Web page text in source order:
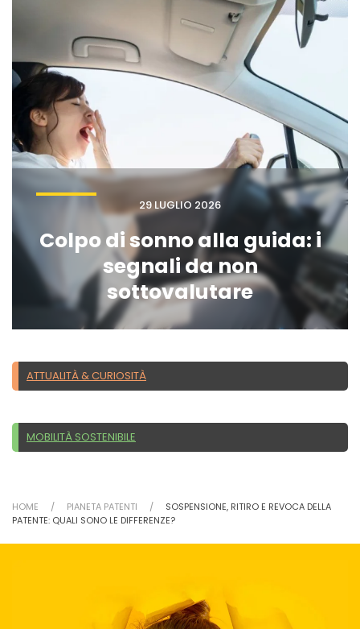
29 LUGLIO 2026
Colpo di sonno alla guida: i
segnali da non
sottovalutare
ATTUALITÀ & CURIOSITÀ
MOBILITÀ SOSTENIBILE
HOME PIANETA PATENTI
SOSPENSIONE, RITIRO E REVOCA DELLA
PATENTE: QUALI SONO LE DIFFERENZE?